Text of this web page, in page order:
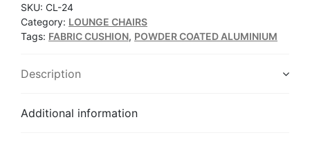
SKU: CL-24
Category: LOUNGE CHAIRS
Tags: FABRIC CUSHION, POWDER COATED ALUMINIUM
Description
Additional information